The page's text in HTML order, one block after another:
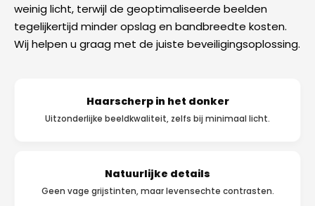
weinig licht, terwijl de geoptimaliseerde beelden
tegelijkertijd minder opslag en bandbreedte kosten.
Wij helpen u graag met de juiste beveiligingsoplossing.
Haarscherp in het donker
Uitzonderlijke beeldkwaliteit, zelfs bij minimaal licht.
Natuurlijke details
Geen vage grijstinten, maar levensechte contrasten.